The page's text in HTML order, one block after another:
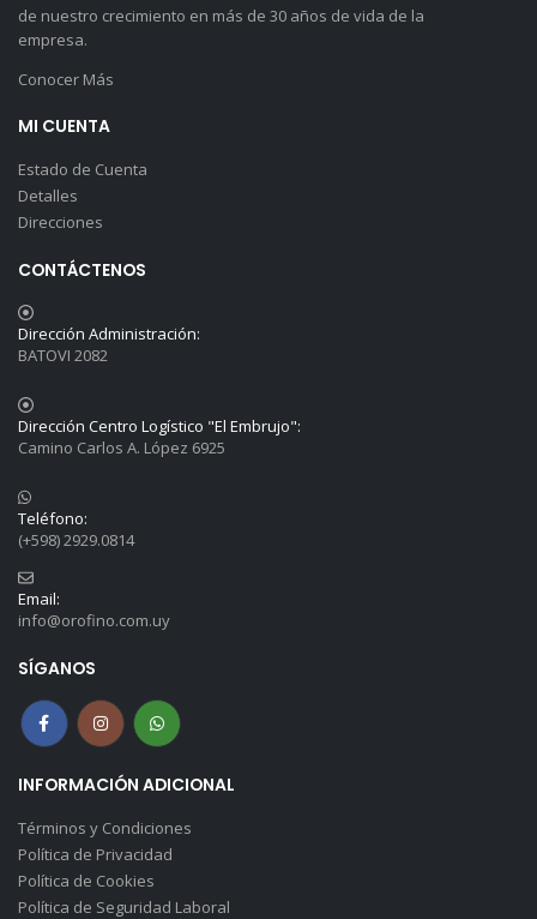
de nuestro crecimiento en más de 30 años de vida de la
empresa.
Conocer Más
MI CUENTA
Estado de Cuenta
Detalles
Direcciones
CONTÁCTENOS
Dirección Administración:
BATOVI 2082
Dirección Centro Logístico "El Embrujo":
Camino Carlos A. López 6925
Teléfono:
(+598) 2929.0814
Email:
info@orofino.com.uy
SÍGANOS
INFORMACIÓN ADICIONAL
Términos y Condiciones
Política de Privacidad
Política de Cookies
Política de Seguridad Laboral